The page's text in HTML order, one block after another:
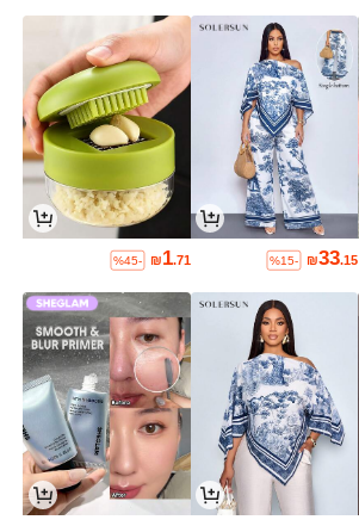
₪33.15
%15-
₪1.71
%45-